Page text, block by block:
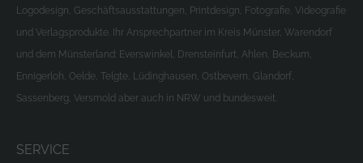
Logodesign, Geschäftsausstattungen, Printdesign, Fotografie, Videografie
und Verlagsprodukte. Ihr Ansprechpartner im Kreis Münster, Warendorf
und dem Münsterland: Everswinkel, Drensteinfurt, Ahlen, Beckum,
Ennigerloh, Oelde, Telgte, Lüdinghausen, Ostbevern, Glandorf,
Sassenberg, Versmold aber auch in NRW und bundesweit.
SERVICE